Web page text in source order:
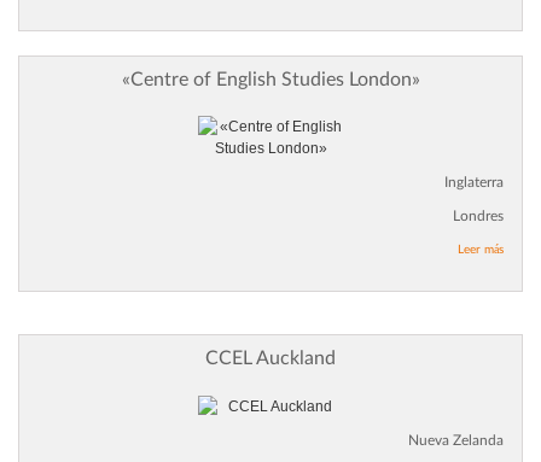
«Centre of English Studies London»
Inglaterra
Londres
Leer más
CCEL Auckland
Nueva Zelanda